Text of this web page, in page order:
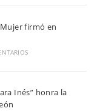
firmó en
Inés” honra la